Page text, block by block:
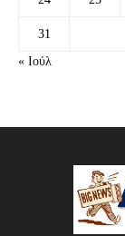
31
« Ιούλ